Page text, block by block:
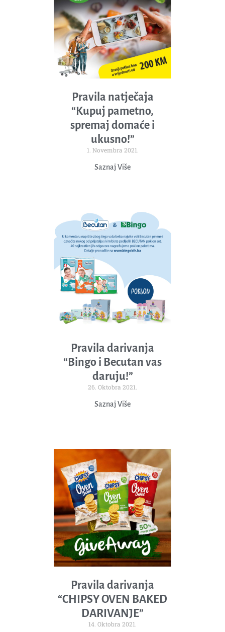
Pravila natječaja
“Kupuj pametno,
spremaj domaće i
ukusno!”
1. Novembra 2021.
Saznaj Više
Pravila darivanja
“Bingo i Becutan vas
daruju!”
26. Oktobra 2021.
Saznaj Više
Pravila darivanja
“CHIPSY OVEN BAKED
DARIVANJE”
14. Oktobra 2021.